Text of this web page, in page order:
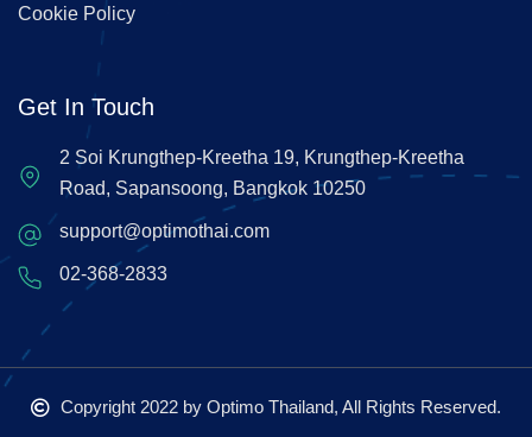
Cookie Policy
Get In Touch
2 Soi Krungthep-Kreetha 19, Krungthep-Kreetha
Road, Sapansoong, Bangkok 10250
support@optimothai.com
02-368-2833
Copyright 2022 by Optimo Thailand, All Rights Reserved.